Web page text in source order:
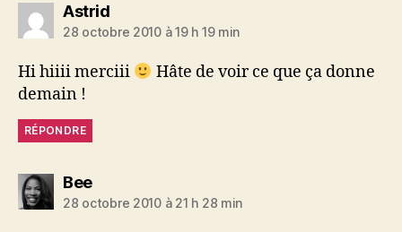
Astriddit :
28 octobre 2010 à 19 h 19 min
Hi hiiii merciii
Hâte de voir ce que ça donne
demain !
RÉPONDRE
Beedit :
28 octobre 2010 à 21 h 28 min